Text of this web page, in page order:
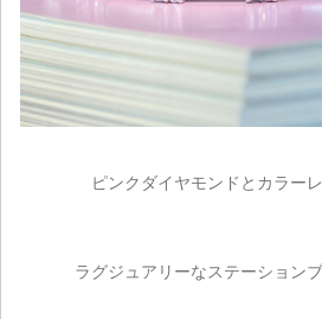
ピンクダイヤモンドとカラー
ラグジュアリーなステーション